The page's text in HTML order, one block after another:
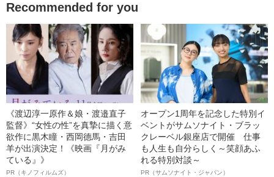
Recommended for you
《渡辺淳一原作＆娘・渡邉直子
監督》“女性の性”を真摯に描く意
欲作に黒木瞳・西岡德馬・吉田
羊が出演決定！《映画『月がみ
ている』》
PR（キノフィルムズ）
オープン1周年を記念した特別イ
ベントがサムソナイト・ブラッ
クレーベル銀座店で開催 仕事
も人生も自分らしく～笑顔あふ
れる特別対談～
PR（サムソナイト・ジャパン）